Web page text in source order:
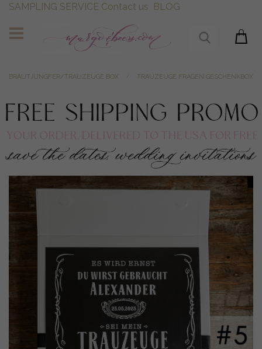
SAMPLING SERVICE Contact us BLOG
BRAUTJUNGFER/TRAUZEUGE BOX TRAUZEUGE FRAGEN GESCHENKBOX